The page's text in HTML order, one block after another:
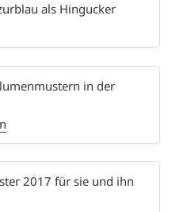
als Hingucker
in der
2017 für sie und ihn